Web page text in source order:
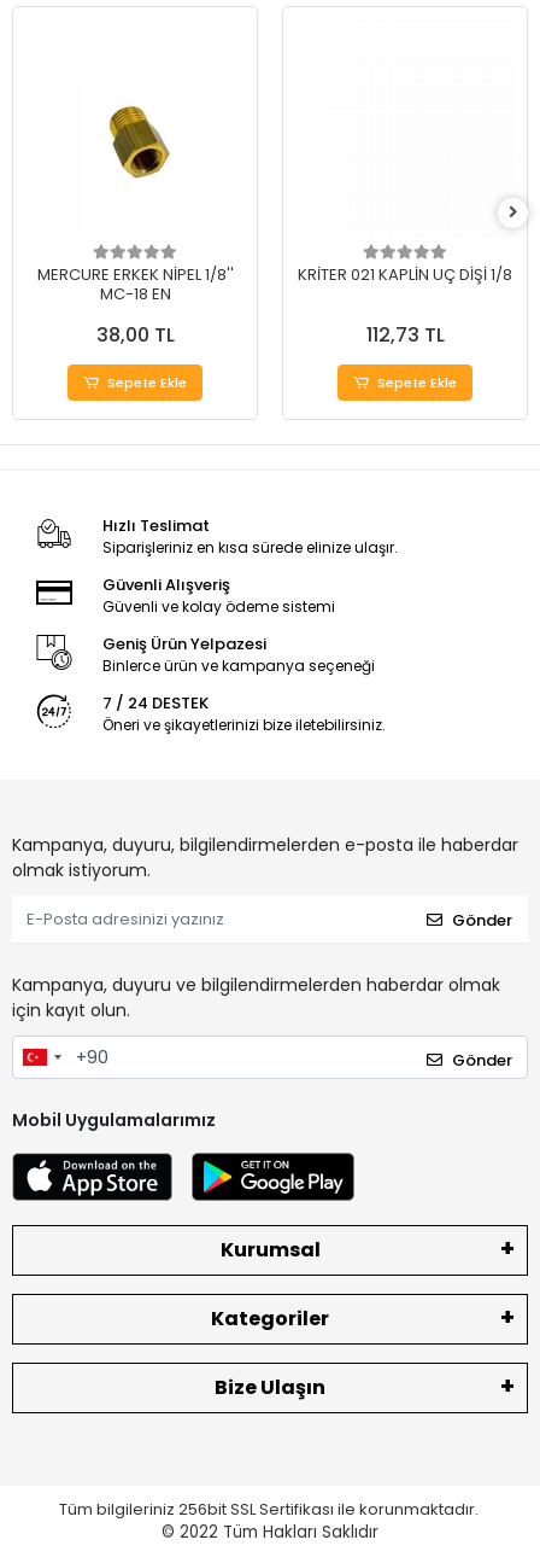
MERCURE ERKEK NİPEL 1/8''
MC-18 EN
38,00 TL
Sepete Ekle
KRİTER 021 KAPLİN UÇ DİŞİ 1/8
112,73 TL
Sepete Ekle
Hızlı Teslimat
Siparişleriniz en kısa sürede elinize ulaşır.
Güvenli Alışveriş
Güvenli ve kolay ödeme sistemi
Geniş Ürün Yelpazesi
Binlerce ürün ve kampanya seçeneği
7 / 24 DESTEK
Öneri ve şikayetlerinizi bize iletebilirsiniz.
Kampanya, duyuru, bilgilendirmelerden e-posta ile haberdar
olmak istiyorum.
Gönder
Kampanya, duyuru ve bilgilendirmelerden haberdar olmak
için kayıt olun.
Gönder
Mobil Uygulamalarımız
Kurumsal
Kategoriler
Bize Ulaşın
Tüm bilgileriniz 256bit SSL Sertifikası ile korunmaktadır.
© 2022 Tüm Hakları Saklıdır